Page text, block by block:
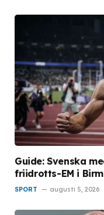
Guide: Svenska
friidrotts-EM i
SPORT augusti 5, 2026